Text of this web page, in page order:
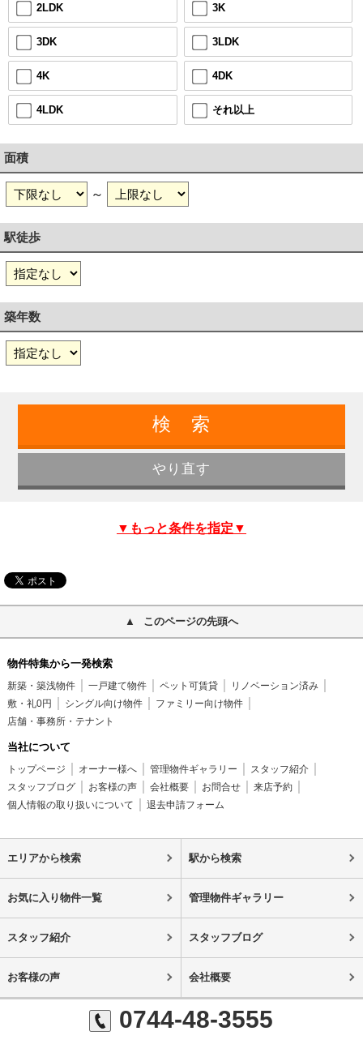
2LDK 3K
3DK 3LDK
4K 4DK
4LDK それ以上
面積
～
駅徒歩
築年数
▼もっと条件を指定▼
このページの先頭へ
物件特集から一発検索
新築・築浅物件 一戸建て物件 ペット可賃貸
リノベーション済み
敷・礼0円
シングル向け物件
ファミリー向け物件
店舗・事務所・テナント
当社について
トップページ オーナー様へ 管理物件ギャラリー
スタッフ紹介
スタッフブログ
お客様の声 会社概要 お問合せ
来店予約
個人情報の取り扱いについて
退去申請フォーム
エリアから検索 駅から検索
お気に入り物件一覧 管理物件ギャラリー
スタッフ紹介 スタッフブログ
お客様の声 会社概要
0744-48-3555